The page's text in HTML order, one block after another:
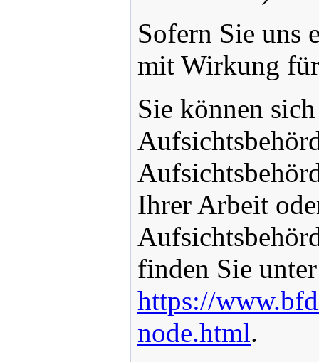
Sofern Sie uns
mit Wirkung
Sie können
Ihrer Arbeit
finden Sie
https://
node.html.